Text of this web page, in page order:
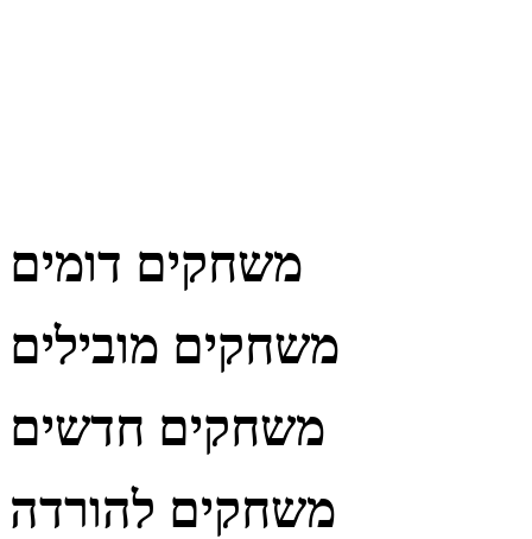
משחקים דומים
משחקים מובילים
משחקים חדשים
משחקים להורדה